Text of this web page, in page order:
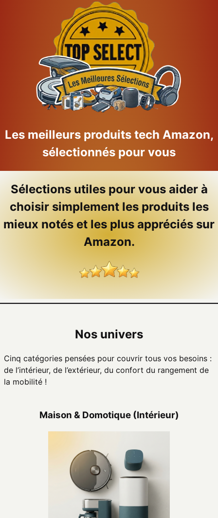
Les meilleurs produits tech Amazon,
sélectionnés pour vous
Sélections utiles pour vous aider à
choisir simplement les produits les
mieux notés et les plus appréciés sur
Amazon.
Nos univers
Cinq catégories pensées pour couvrir tous vos besoins :
de l’intérieur, de l’extérieur, du confort du rangement de
la mobilité !
Maison & Domotique (Intérieur)